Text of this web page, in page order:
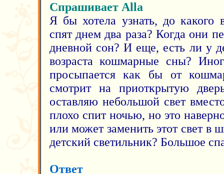
Спрашивает Alla
Я бы хотела узнать, до какого
спят днем два раза? Когда они
дневной сон? И еще, есть ли у
возраста кошмарные сны?
просыпается как бы от
смотрит на приоткрытую
оставляю небольшой свет
плохо спит ночью, но это
или может заменить этот свет в
детский светильник? Большое
Ответ